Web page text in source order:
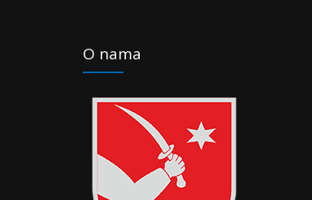
O nama